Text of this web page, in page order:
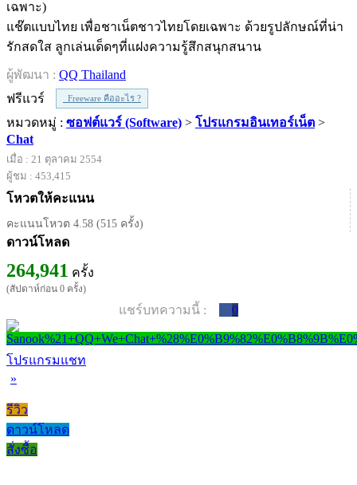
แช๊ตแบบไทย เพื่อชาเน็ตชาวไทยโดยเฉพาะ ด้วยรูปลักษณ์ที่น่า
รักสดใส ลูกเล่นเด็ดๆที่แฝงความรู้สึกสนุกสนาน
ผู้พัฒนา : QQ Thailand
ฟรีแวร์
Freeware คืออะไร ?
หมวดหมู่ : ซอฟต์แวร์ (Software) > โปรแกรมอินเทอร์เน็ต >
Chat
เมื่อ : 21 ตุลาคม 2554
ผู้ชม : 453,415
โหวตให้คะแนน
คะแนนโหวต 4.58 (515 ครั้ง)
ดาวน์โหลด
264,941 ครั้ง
(สัปดาห์ก่อน 0 ครั้ง)
แชร์บทความนี้ : 0
โปรแกรมแชท
»
รีวิว
ดาวน์โหลด
สั่งซื้อ